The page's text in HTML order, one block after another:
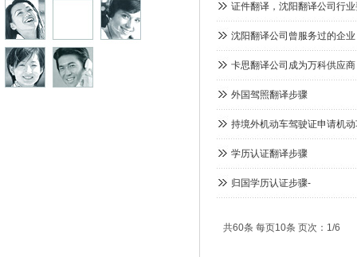
证件翻译，沈阳翻译公司行
沈阳翻译公司曾服务过的企业
卡思翻译公司成为万科供应商
外国驾照翻译步骤
持境外机动车驾驶证申请机
学历认证翻译步骤
归国学历认证步骤-
共60条 每页10条 页次：1/6